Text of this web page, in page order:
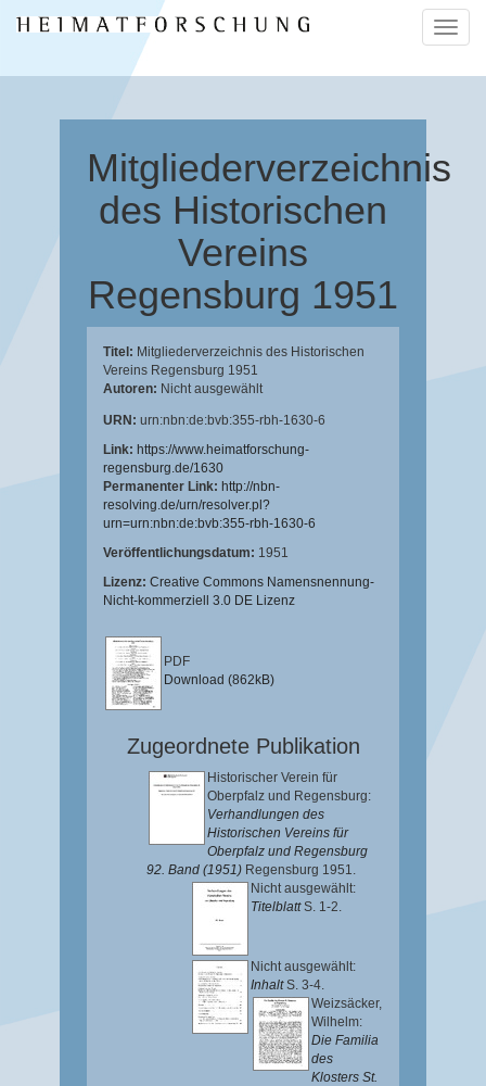
ein-/
Mitgliederverzeichnis
des Historischen
Vereins
Regensburg 1951
Titel: Mitgliederverzeichnis des Historischen
Vereins Regensburg 1951
Autoren: Nicht ausgewählt
URN: urn:nbn:de:bvb:355-rbh-1630-6
Link: https://www.heimatforschung-
regensburg.de/1630
Permanenter Link: http://nbn-
resolving.de/urn/resolver.pl?
urn=urn:nbn:de:bvb:355-rbh-1630-6
Veröffentlichungsdatum: 1951
Lizenz: Creative Commons Namensnennung-
Nicht-kommerziell 3.0 DE Lizenz
PDF
Download (862kB)
Zugeordnete Publikation
Historischer Verein für
Oberpfalz und Regensburg:
Verhandlungen des
Historischen Vereins für
Oberpfalz und Regensburg
92. Band (1951) Regensburg 1951.
Nicht ausgewählt:
TitelblattS. 1-2.
Nicht ausgewählt:
InhaltS. 3-4.
Weizsäcker,
Wilhelm:
Die Familia
des
Klosters St.